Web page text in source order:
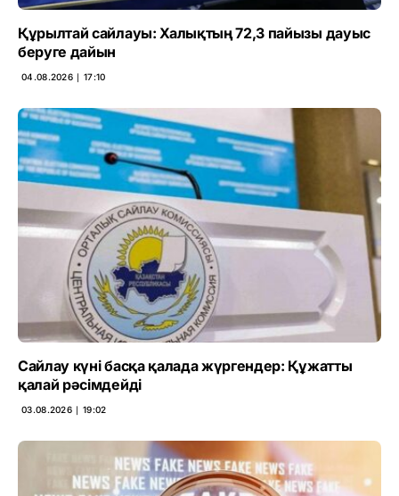
Құрылтай сайлауы: Халықтың 72,3 пайызы дауыс
беруге дайын
04.08.2026 ∣ 17:10
Сайлау күні басқа қалада жүргендер: Құжатты
қалай рәсімдейді
03.08.2026 ∣ 19:02